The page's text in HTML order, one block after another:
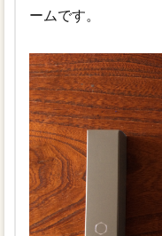
ームです。